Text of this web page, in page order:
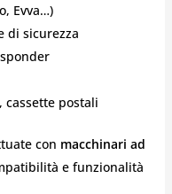
Evva…)
di sicurezza
cassette postali
con macchinari ad
e funzionalità